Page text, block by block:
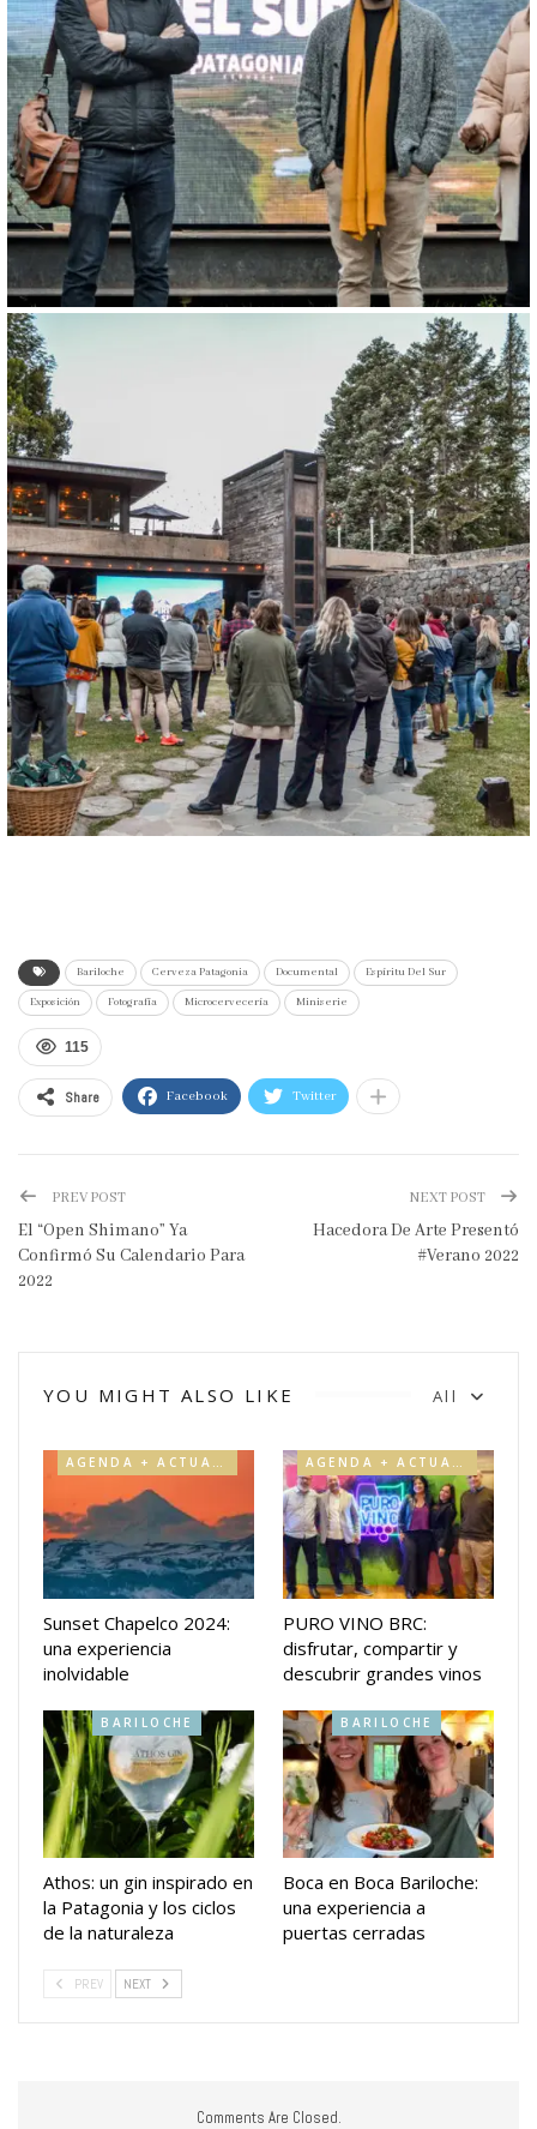
Bariloche Cerveza Patagonia Documental Espíritu Del Sur
Exposición Fotografía Microcervecería Miniserie
115
Share Facebook Twitter
PREV POST
El “Open Shimano” Ya
Confirmó Su Calendario Para
2022
NEXT POST
Hacedora De Arte Presentó
#Verano 2022
All
YOU MIGHT ALSO LIKE
AGENDA + ACTUALIDAD
Sunset Chapelco 2024:
una experiencia
inolvidable
AGENDA + ACTUALIDAD
PURO VINO BRC:
disfrutar, compartir y
descubrir grandes vinos
BARILOCHE
Athos: un gin inspirado en
la Patagonia y los ciclos
de la naturaleza
BARILOCHE
Boca en Boca Bariloche:
una experiencia a
puertas cerradas
PREV NEXT
Comments Are Closed.